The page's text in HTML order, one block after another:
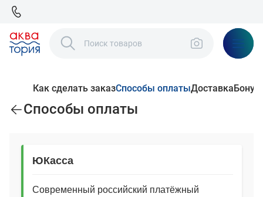
Как сделать заказСпособы оплатыДоставка
Способы оплаты
ЮКасса
Современный российский платёжный